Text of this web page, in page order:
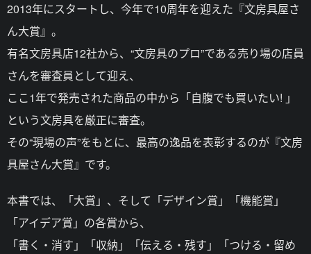
2013年にスタートし、今年で10周年を迎えた『文房具屋さ
ん大賞』。
有名文房具店12社から、“文房具のプロ”である売り場の店員
さんを審査員として迎え、
ここ1年で発売された商品の中から「自腹でも買いたい! 」
という文房具を厳正に審査。
その“現場の声”をもとに、最高の逸品を表彰するのが『文房
具屋さん大賞』です。
本書では、「大賞」、そして「デザイン賞」「機能賞」
「アイデア賞」の各賞から、
「書く・消す」「収納」「伝える・残す」「つける・留め